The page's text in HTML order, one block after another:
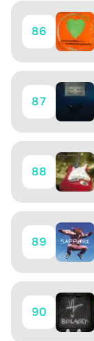
86
87
88
89
90